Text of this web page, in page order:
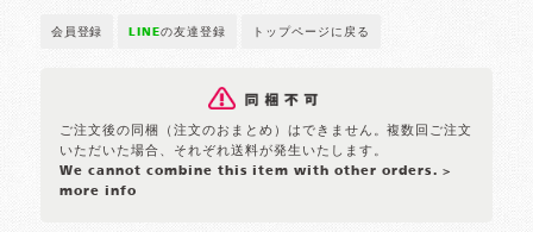
会員登録 LINEの友達登録 トップページに戻る
ご注文後の同梱（注文のおまとめ）はできません。複数回ご注文
いただいた場合、それぞれ送料が発生いたします。
We cannot combine this item with other orders. >
more info